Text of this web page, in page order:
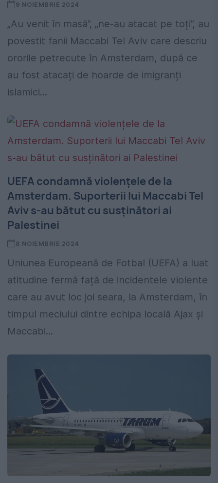
9 NOIEMBRIE 2024
„Au venit în masă”, „ne-au atacat pe toți”, au
povestit fanii Maccabi Tel Aviv care descriu
ororile petrecute în Amsterdam, după ce
au fost atacați de hoarde de imigranți
islamici...
UEFA condamnă violențele de la
Amsterdam. Suporterii lui Maccabi Tel
Aviv s-au bătut cu susținători ai
Palestinei
8 NOIEMBRIE 2024
Uniunea Europeană de Fotbal (UEFA) a luat
atitudine fermă față de incidentele violente
care au avut loc joi seara, la Amsterdam, în
timpul meciului dintre echipa locală Ajax și
Maccabi...